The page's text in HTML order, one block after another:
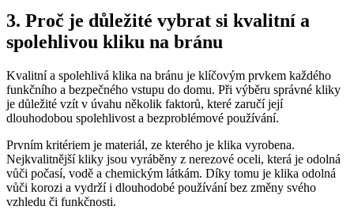
3. Proč je důležité vybrat si kvalitní a
spolehlivou ⁣kliku na bránu
Kvalitní ‌a spolehlivá⁣ klika​ na bránu je klíčovým prvkem každého
funkčního a bezpečného vstupu do domu. Při výběru ‍správné kliky
je důležité vzít v‍ úvahu‌ několik faktorů, které zaručí její
dlouhodobou spolehlivost a ‌bezproblémové‍ používání.
Prvním kritériem ⁣je materiál, ze kterého je klika vyrobena.
Nejkvalitnější kliky jsou vyráběny z nerezové oceli, která je odolná
⁤vůči počasí,​ vodě a⁣ chemickým ​látkám.‌ Díky tomu je ‌klika odolná
vůči‍ korozi a vydrží i dlouhodobé používání bez změny svého
vzhledu či⁢ funkčnosti.